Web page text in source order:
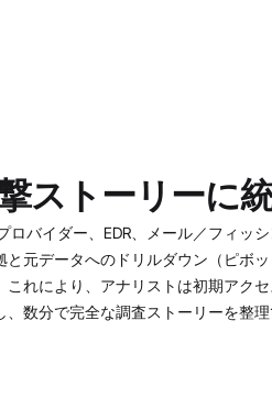
ストーリーに
ロバイダー、EDR、メール／フィッ
元データへのドリルダウン（ピボ
れにより、アナリストは初期アク
数分で完全な調査ストーリーを整理